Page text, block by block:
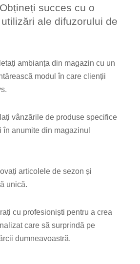
succes cu o
ale difuzorului de
ambianța din magazin cu un
modul în care clienții
vânzările de produse specifice
anumite din magazinul
articolele de sezon și
unică.
cu profesioniști pentru a crea
care să surprindă pe
dumneavoastră.